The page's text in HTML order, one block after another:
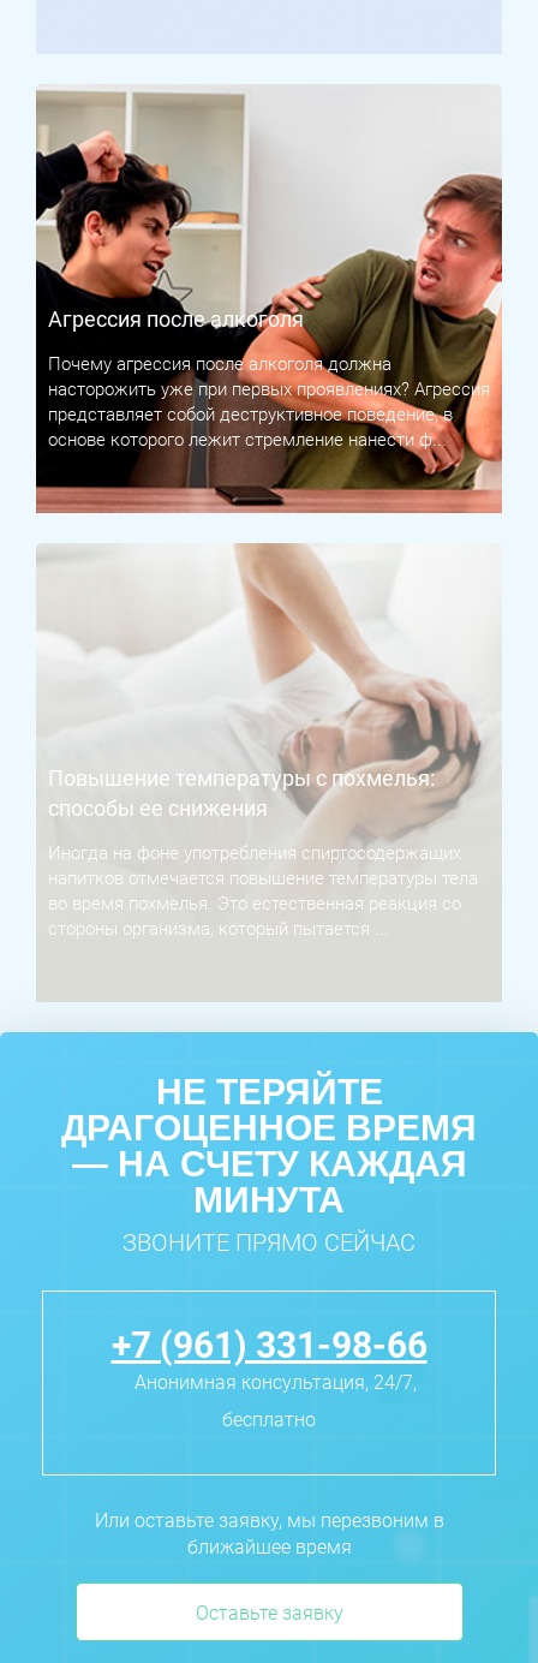
Агрессия после алкоголя
Почему агрессия после алкоголя должна
насторожить уже при первых проявлениях? Агрессия
представляет собой деструктивное поведение, в
основе которого лежит стремление нанести ф...
Повышение температуры с похмелья:
способы ее снижения
Иногда на фоне употребления спиртосодержащих
напитков отмечается повышение температуры тела
во время похмелья. Это естественная реакция со
стороны организма, который пытается ...
НЕ ТЕРЯЙТЕ
ДРАГОЦЕННОЕ ВРЕМЯ
— НА СЧЕТУ КАЖДАЯ
МИНУТА
ЗВОНИТЕ ПРЯМО СЕЙЧАС
+7 (961) 331-98-66
Анонимная консультация, 24/7,
бесплатно
Или оставьте заявку, мы перезвоним в
ближайшее время
Оставьте заявку